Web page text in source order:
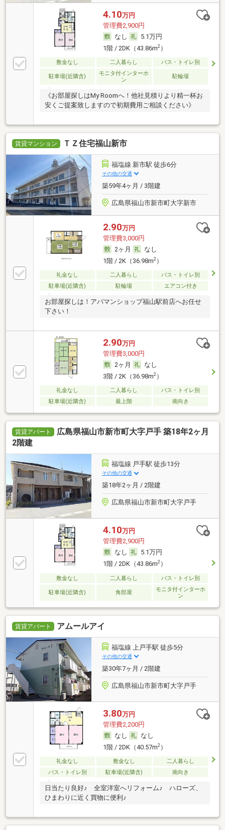
4.10万円
管理費2,900円
なし
5.1万円
1階 / 2DK（43.86m2）
敷金なし 二人暮らし バス・トイレ別
駐車場(近隣含)
モニタ付インターホ
ン
駐輪場
《お部屋探しはMy Roomへ！他社見積りより精一杯お
安くご提案致しますので初期費用ご相談ください》
賃貸マンション ＴＺ住宅福山新市
福塩線 新市駅 徒歩6分
その他の交通
築59年4ヶ月 / 3階建
広島県福山市新市町大字新市
2.90万円
管理費3,000円
2ヶ月
なし
1階 / 2K（36.98m2）
礼金なし 二人暮らし
バス・トイレ別
駐車場(近隣含)
駐輪場 エアコン付き
お部屋探しは！アパマンショップ福山駅前店へお任せ
下さい！
2.90万円
管理費3,000円
2ヶ月
なし
3階 / 2K（36.98m2）
礼金なし 二人暮らし
バス・トイレ別
駐車場(近隣含)
最上階 南向き
賃貸アパート
広島県福山市新市町大字戸手 築18年2ヶ月
2階建
福塩線 戸手駅 徒歩13分
その他の交通
築18年2ヶ月 / 2階建
広島県福山市新市町大字戸手
4.10万円
管理費2,900円
なし
5.1万円
1階 / 2DK（43.86m2）
敷金なし 二人暮らし バス・トイレ別
駐車場(近隣含) 角部屋
モニタ付インターホ
ン
賃貸アパート アムールアイ
福塩線 上戸手駅 徒歩5分
その他の交通
築30年7ヶ月 / 2階建
広島県福山市新市町大字戸手
3.80万円
管理費2,200円
なし
なし
1階 / 2DK（40.57m2）
礼金なし 敷金なし
二人暮らし
バス・トイレ別
駐車場(近隣含) 南向き
日当たり良好♪ 全室洋室へリフォーム♪ ハローズ、
ひまわりに近く買物に便利♪